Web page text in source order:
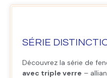
SÉRIE
Découvrez la série de
avec triple verre –